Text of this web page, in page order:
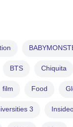
BTS Chiquita
film Food
3